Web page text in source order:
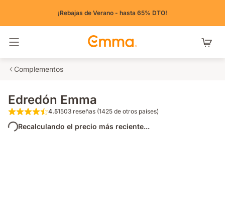
¡Rebajas de Verano - hasta 65% DTO!
Complementos
Edredón Emma
4.5 de 5 estrellas 1503 reseñas (1425 de
4.51503 reseñas (1425 de otros países)
Recalculando el precio más reciente...